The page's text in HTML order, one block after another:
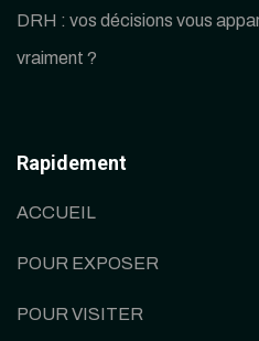
DRH : vos décisions vous
vraiment ?
Rapidement
ACCUEIL
POUR EXPOSER
POUR VISITER